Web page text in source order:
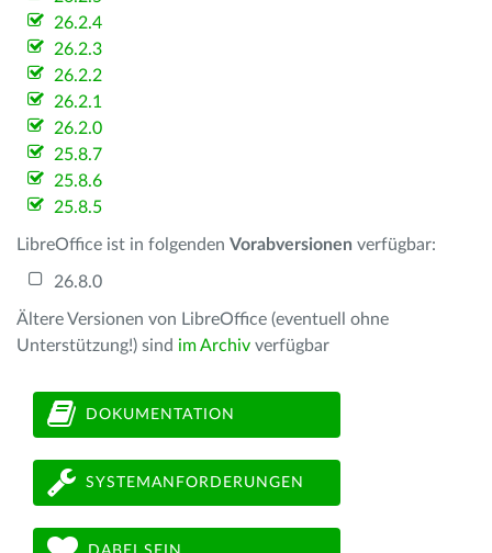
26.2.4
26.2.3
26.2.2
26.2.1
26.2.0
25.8.7
25.8.6
25.8.5
LibreOffice ist in folgenden Vorabversionen verfügbar:
26.8.0
Ältere Versionen von LibreOffice (eventuell ohne
Unterstützung!) sind im Archiv verfügbar
DOKUMENTATION
SYSTEMANFORDERUNGEN